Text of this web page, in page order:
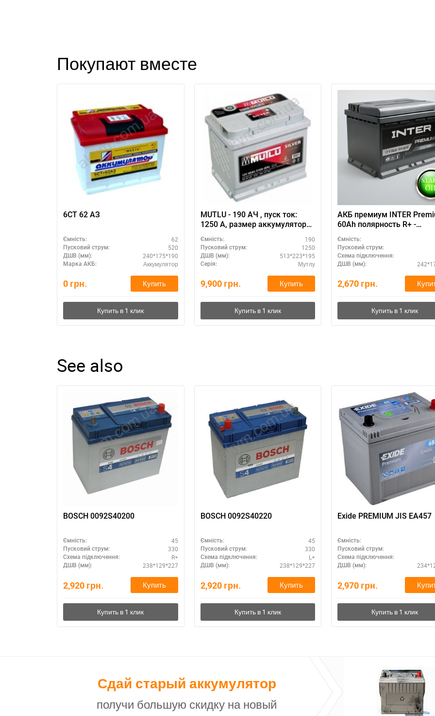
Покупают вместе
6СТ 62 АЗ
Ємність: 62
Пусковий струм: 520
ДШВ (мм): 240*175*190
Марка АКБ: Аккумулятор
0 грн. Купить
MUTLU - 190 АЧ , пуск ток:
1250 А, размер аккумулятора
195 мм.
Ємність: 190
Пусковий струм: 1250
ДШВ (мм): 513*223*195
Серія: Мутлу
9,900 грн. Купить
АКБ премиум INTER
60Ah полярность R+ -
Ємність:
Пусковий струм:
Схема підключення:
ДШВ (мм):
2,670 грн.
See also
BOSCH 0092S40200
Ємність: 45
Пусковий струм: 330
Схема підключення: R+
ДШВ (мм): 238*129*227
2,920 грн. Купить
BOSCH 0092S40220
Ємність: 45
Пусковий струм: 330
Схема підключення: L+
ДШВ (мм): 238*129*227
2,920 грн. Купить
Exide PREMIUM JIS EA457
Ємність:
Пусковий струм:
Схема підключення:
ДШВ (мм):
2,970 грн.
Сдай старый аккумулятор
получи большую скидку на новый
За відсутності звязку - дзвоніть, пишіть у Viber / Telegram (093) 600-51-
Написати в Viber Написати в Telegram